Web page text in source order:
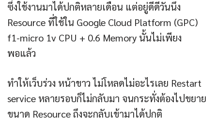
ซึ่งใช้งานมาได้ปกติหลายเดือน แต่อยู่ดีดีวันนึง
Resource ที่ใช้ใน Google Cloud Platform (GPC)
f1-micro 1v CPU + 0.6 Memory นั้นไม่เพียง
พอแล้ว
ทำให้เว็บร่วง หน้าขาว ไม่โหลดไม่อะไรเลย Restart
service หลายรอบก็ไม่กลับมา จนกระทั่งต้องไปขยาย
ขนาด Resource ถึงจะกลับเข้ามาได้ปกติ